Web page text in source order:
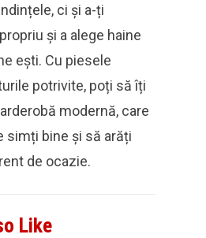
ci și a-ți
și a alege haine
ești. Cu piesele
potrivite, poți să îți
modernă, care
simți bine și să arăți
de ocazie.
Like